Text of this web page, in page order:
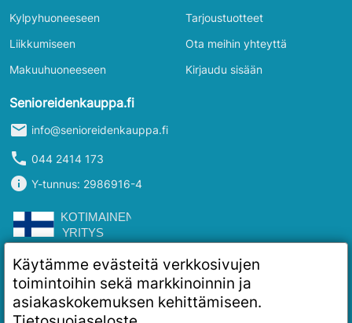
Kylpyhuoneeseen
Liikkumiseen
Makuuhuoneeseen
Tarjoustuotteet
Ota meihin yhteyttä
Kirjaudu sisään
Senioreidenkauppa.fi
mail info@senioreidenkauppa.fi
phone 044 2414 173
info Y-tunnus: 2986916-4
Käytämme evästeitä verkkosivujen
toimintoihin sekä markkinoinnin ja
asiakaskokemuksen kehittämiseen.